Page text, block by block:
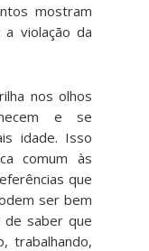
mostram
violação da
nos olhos
e se
idade. Isso
comum às
que
ser bem
de saber que
trabalhando,